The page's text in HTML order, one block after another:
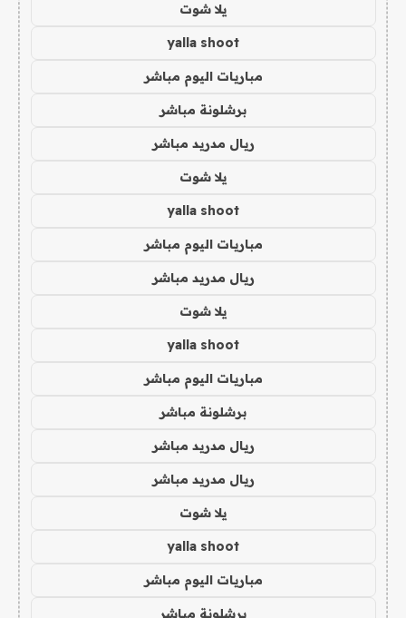
يلا شوت
yalla shoot
مباريات اليوم مباشر
برشلونة مباشر
ريال مدريد مباشر
يلا شوت
yalla shoot
مباريات اليوم مباشر
ريال مدريد مباشر
يلا شوت
yalla shoot
مباريات اليوم مباشر
برشلونة مباشر
ريال مدريد مباشر
ريال مدريد مباشر
يلا شوت
yalla shoot
مباريات اليوم مباشر
برشلونة مباشر